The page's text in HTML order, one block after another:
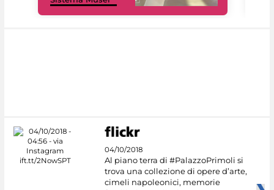
04/10/2018
Al piano terra di #PalazzoPrimoli si
trova una collezione di opere d’arte,
cimeli napoleonici, memorie